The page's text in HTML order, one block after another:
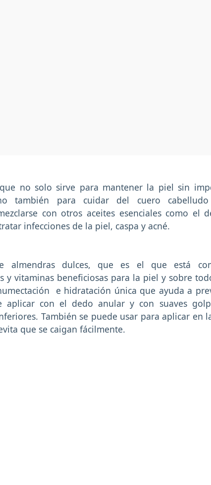
no solo sirve para mantener la piel sin
también para cuidar del cuero
con otros aceites esenciales como el
infecciones de la piel, caspa y acné.
almendras dulces, que es el que está
y vitaminas beneficiosas para la piel y sobre
e hidratación única que ayuda a
aplicar con el dedo anular y con suaves
También se puede usar para aplicar en
que se caigan fácilmente.